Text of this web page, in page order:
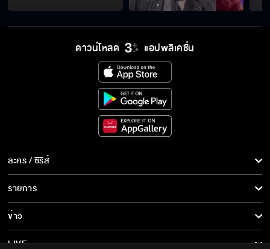
สักวันต้องมีคนพาออกไปจากนรกขุมนี้
ดาวน์โหลด แอปพลิเคชั่น
ละคร / ซีรีส์
ละคร/ซีรีส์
ซีรีส์นานาชาติ
การ์ตูน & เกม
รายการ
รายการทั้งหมด
ข่าว
ข่าวทั้งหมด
LIVE